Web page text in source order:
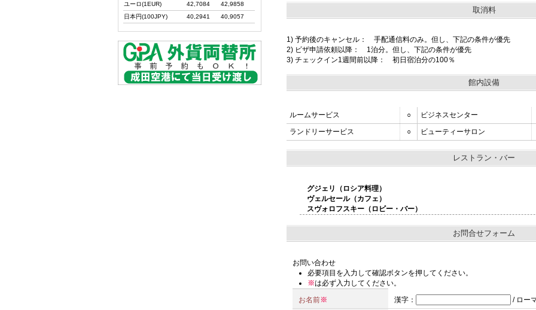
取消料
1) 予約後のキャンセル： 手配通信料のみ。但し、下記の条件が優先
2) ビザ申請依頼以降： 1泊分。但し、下記の条件が優先
3) チェックイン1週間前以降： 初日宿泊分の100％
館内設備
ルームサービス ○ ビジネスセンター
ランドリーサービス
○ ビューティーサロン
レストラン・バー
グジェリ（ロシア料理）
ヴェルセール（カフェ）
スヴォロフスキー（ロビー・バー）
お問合せフォーム
お問い合わせ
必要項目を入力して確認ボタンを押してください。
※は必ず入力してください。
お名前※ 漢字 ： / ロー
ユーロ(1EUR)
42,7084
42,9858
日本円(100JPY)
40,2941 40,9057